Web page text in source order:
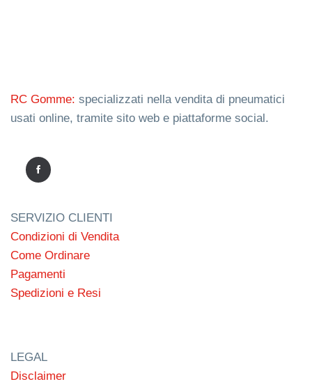
RC Gomme: specializzati nella vendita di pneumatici
usati online, tramite sito web e piattaforme social.
SERVIZIO CLIENTI
Condizioni di Vendita
Come Ordinare
Pagamenti
Spedizioni e Resi
LEGAL
Disclaimer